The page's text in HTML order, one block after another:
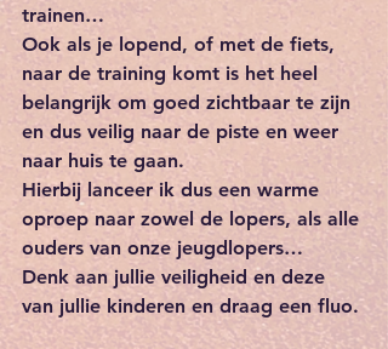
trainen…
Ook als je lopend, of met de fiets,
naar de training komt is het heel
belangrijk om goed zichtbaar te zijn
en dus veilig naar de piste en weer
naar huis te gaan.
Hierbij lanceer ik dus een warme
oproep naar zowel de lopers, als alle
ouders van onze jeugdlopers…
Denk aan jullie veiligheid en deze
van jullie kinderen en draag een fluo.